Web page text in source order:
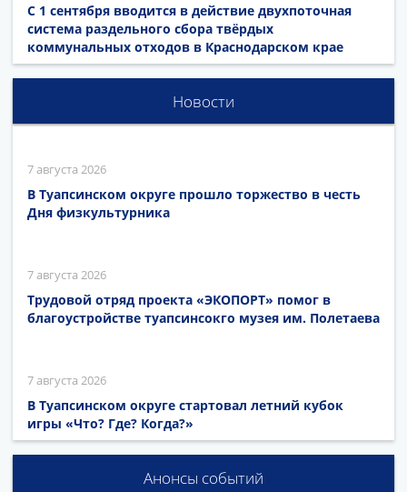
С 1 сентября вводится в действие двухпоточная
система раздельного сбора твёрдых
коммунальных отходов в Краснодарском крае
Новости
7 августа 2026
В Туапсинском округе прошло торжество в честь
Дня физкультурника
7 августа 2026
Трудовой отряд проекта «ЭКОПОРТ» помог в
благоустройстве туапсинсокго музея им. Полетаева
7 августа 2026
В Туапсинском округе стартовал летний кубок
игры «Что? Где? Когда?»
Анонсы событий